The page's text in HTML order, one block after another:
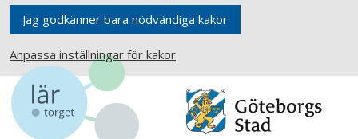
Jag godkänner bara nödvändiga kakor
Anpassa inställningar för kakor